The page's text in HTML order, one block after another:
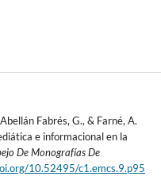
Fabrés, G., & Farné, A.
e informacional en la
De Monografías De
10.52495/c1.emcs.9.p95